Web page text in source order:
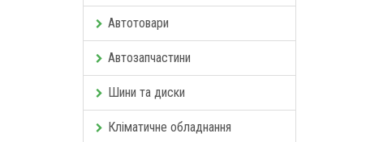
Автотовари
Автозапчастини
Шини та диски
Кліматичне обладнання